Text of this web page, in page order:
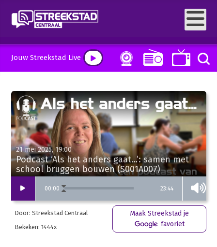
Jouw Streekstad Live
00:00 23:44
21 mei 2025, 19:00
Podcast ‘Als het anders gaat…’: samen met
school bruggen bouwen (S001A007)
Door: Streekstad Centraal
Bekeken: 1444x
Maak Streekstad je
favoriet